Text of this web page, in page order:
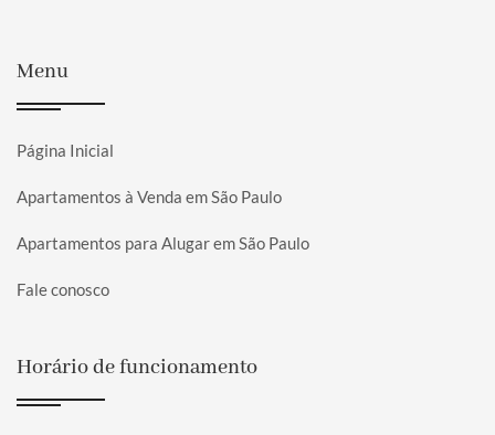
Menu
Página Inicial
Apartamentos à Venda em São Paulo
Apartamentos para Alugar em São Paulo
Fale conosco
Horário de funcionamento